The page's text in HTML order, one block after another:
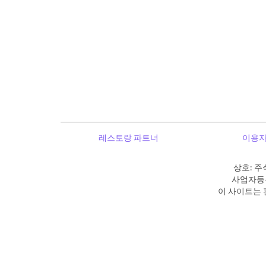
레스토랑 파트너 이용
상호: 주
사업자
이 사이트는